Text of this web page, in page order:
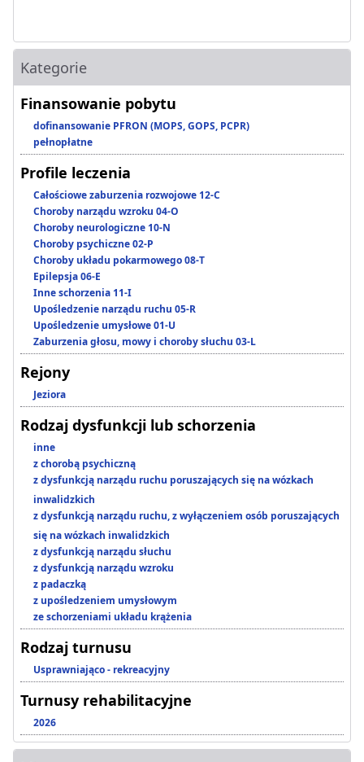
Kategorie
Finansowanie pobytu
dofinansowanie PFRON (MOPS, GOPS, PCPR)
pełnopłatne
Profile leczenia
Całościowe zaburzenia rozwojowe 12-C
Choroby narządu wzroku 04-O
Choroby neurologiczne 10-N
Choroby psychiczne 02-P
Choroby układu pokarmowego 08-T
Epilepsja 06-E
Inne schorzenia 11-I
Upośledzenie narządu ruchu 05-R
Upośledzenie umysłowe 01-U
Zaburzenia głosu, mowy i choroby słuchu 03-L
Rejony
Jeziora
Rodzaj dysfunkcji lub schorzenia
inne
z chorobą psychiczną
z dysfunkcją narządu ruchu poruszających się na wózkach
inwalidzkich
z dysfunkcją narządu ruchu, z wyłączeniem osób poruszających
się na wózkach inwalidzkich
z dysfunkcją narządu słuchu
z dysfunkcją narządu wzroku
z padaczką
z upośledzeniem umysłowym
ze schorzeniami układu krążenia
Rodzaj turnusu
Usprawniająco - rekreacyjny
Turnusy rehabilitacyjne
2026